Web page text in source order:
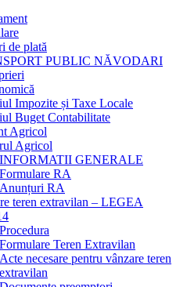
de plată
PUBLIC NĂVODARI
Impozite și Taxe Locale
Buget Contabilitate
Agricol
Agricol
INFORMATII GENERALE
Formulare RA
Anunțuri RA
teren extravilan – LEGEA
Procedura
Formulare Teren Extravilan
Acte necesare pentru vânzare teren
extravilan